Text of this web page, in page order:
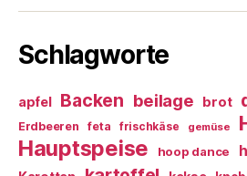
Schlagworte
apfel Backen beilage brot
Erdbeeren feta frischkäse gemüse
Hauptspeise hoop dance